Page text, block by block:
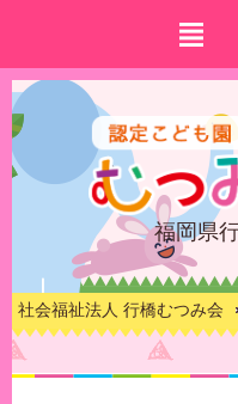
福岡県
社会福祉法人 行橋むつみ会